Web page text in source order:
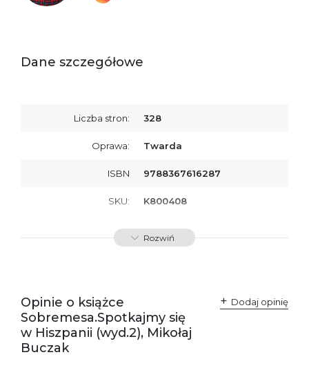
Dane szczegółowe
Liczba stron: 328
Oprawa: Twarda
ISBN 9788367616287
SKU: K800408
Rozwiń
Opinie o książce
Sobremesa.Spotkajmy się
w Hiszpanii (wyd.2), Mikołaj
Buczak
Dodaj opinię